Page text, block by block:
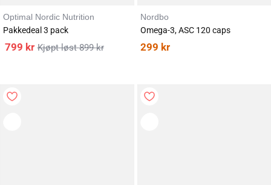
Optimal Nordic Nutrition
Pakkedeal 3 pack
899kr
799 kr
Nordbo
Omega-3, ASC 120 caps
299 kr